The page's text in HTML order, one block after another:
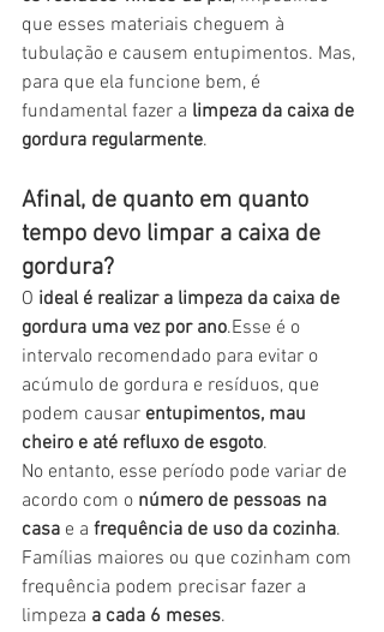
que esses materiais cheguem à
tubulação e causem entupimentos. Mas,
para que ela funcione bem, é
fundamental fazer a limpeza da caixa de
gordura regularmente.
Afinal, de quanto em quanto
tempo devo limpar a caixa de
gordura?
O ideal é realizar a limpeza da caixa de
gordura uma vez por ano.Esse é o
intervalo recomendado para evitar o
acúmulo de gordura e resíduos, que
podem causar entupimentos, mau
cheiro e até refluxo de esgoto.
No entanto, esse período pode variar de
acordo com o número de pessoas na
casa e a frequência de uso da cozinha.
Famílias maiores ou que cozinham com
frequência podem precisar fazer a
limpeza a cada 6 meses.